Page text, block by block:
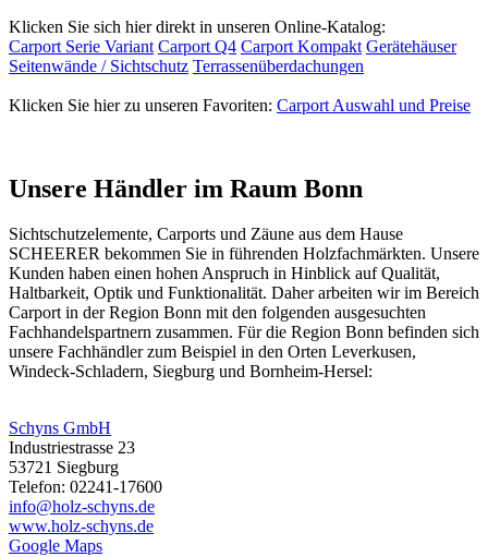
Klicken Sie sich hier direkt in unseren Online-Katalog:
Carport Serie Variant Carport Q4 Carport Kompakt Gerätehäuser
Seitenwände / Sichtschutz Terrassenüberdachungen
Klicken Sie hier zu unseren Favoriten: Carport Auswahl und Preise
Unsere Händler im Raum Bonn
Sichtschutzelemente, Carports und Zäune aus dem Hause
SCHEERER bekommen Sie in führenden Holzfachmärkten. Unsere
Kunden haben einen hohen Anspruch in Hinblick auf Qualität,
Haltbarkeit, Optik und Funktionalität. Daher arbeiten wir im Bereich
Carportin der Region Bonn mit den folgenden ausgesuchten
Fachhandelspartnern zusammen. Für die Region Bonn befinden sich
unsere Fachhändler zum Beispiel in den Orten Leverkusen,
Windeck-Schladern, Siegburg und Bornheim-Hersel:
Schyns GmbH
Industriestrasse 23
53721 Siegburg
Telefon: 02241-17600
info@holz-schyns.de
www.holz-schyns.de
Google Maps